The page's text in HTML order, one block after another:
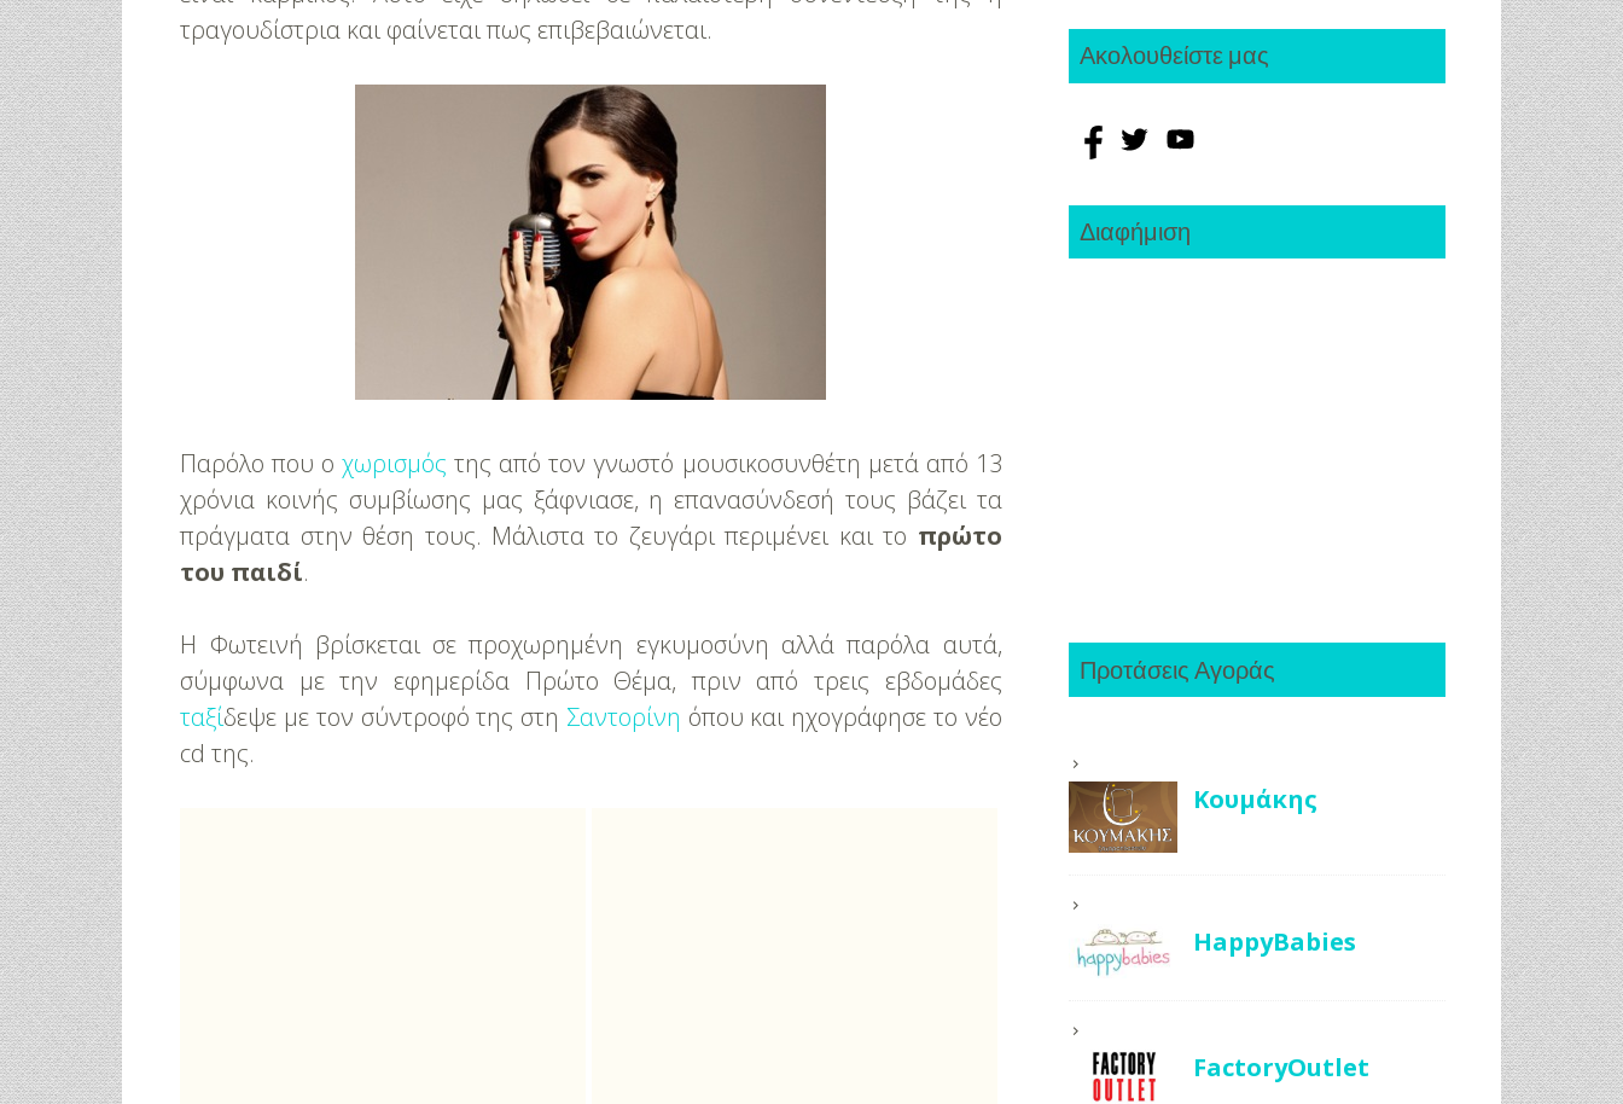
τραγουδίστρια και φαίνεται πως επιβεβαιώνεται.
Παρόλο που οχωρισμός της από τον γνωστό μουσικοσυνθέτη μετά από 13
χρόνια κοινής συμβίωσης μας ξάφνιασε, η επανασύνδεσή τους βάζει τα
πράγματα στην θέση τους. Μάλιστα το ζευγάρι περιμένει και το πρώτο
του παιδί.
Η Φωτεινή βρίσκεται σε προχωρημένη εγκυμοσύνη αλλά παρόλα αυτά,
σύμφωνα με την εφημερίδα Πρώτο Θέμα, πριν από τρεις εβδομάδες
ταξίδεψε με τον σύντροφό της στη Σαντορίνη όπου και ηχογράφησε το νέο
cd της.
Ακολουθείστε μας
Διαφήμιση
Προτάσεις Αγοράς
Κουμάκης
HappyBabies
FactoryOutlet